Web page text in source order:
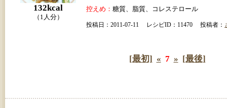
132kcal
（1人分）
控えめ： 糖質、脂質、コレステロール
投稿日：2011-07-11 レシピID：11470 投稿者：
[最初] « 7 » [最後]